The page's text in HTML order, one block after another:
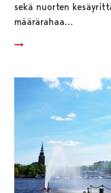
sekä nuorten
määrärahaa…